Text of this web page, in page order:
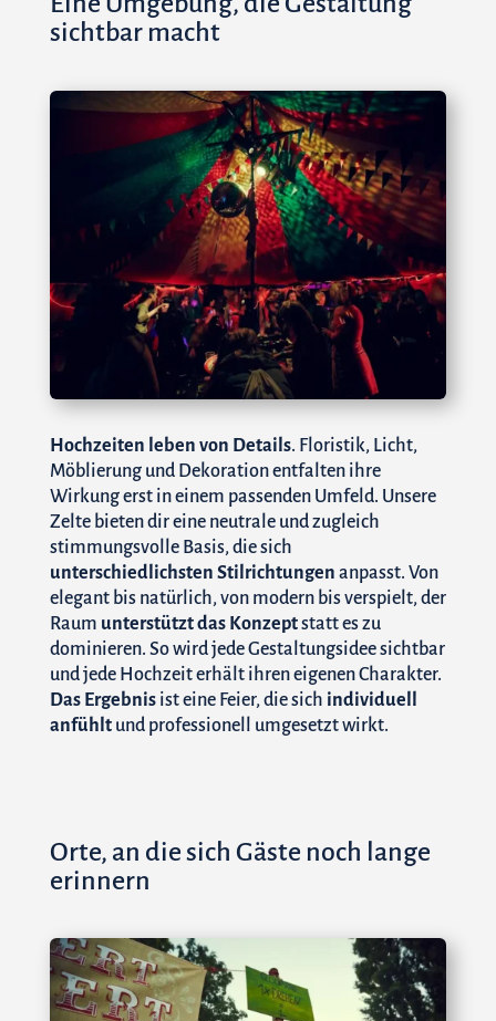
sichtbar macht
Hochzeiten leben von Details. Floristik, Licht,
Möblierung und Dekoration entfalten ihre
Wirkung erst in einem passenden Umfeld. Unsere
Zelte bieten dir eine neutrale und zugleich
stimmungsvolle Basis, die sich
unterschiedlichsten Stilrichtungen anpasst. Von
elegant bis natürlich, von modern bis verspielt, der
Raum unterstützt das Konzeptstatt es zu
dominieren. So wird jede Gestaltungsidee sichtbar
und jede Hochzeit erhält ihren eigenen Charakter.
Das Ergebnisist eine Feier, die sich individuell
anfühltund professionell umgesetzt wirkt.
Orte, an die sich Gäste noch lange
erinnern